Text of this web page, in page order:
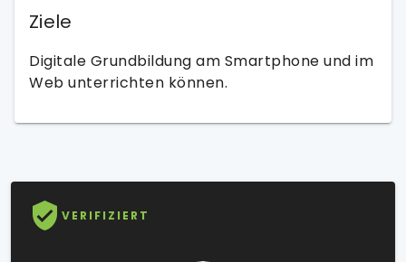
Ziele
Digitale Grundbildung am Smartphone und im
Web unterrichten können.
VERIFIZIERT